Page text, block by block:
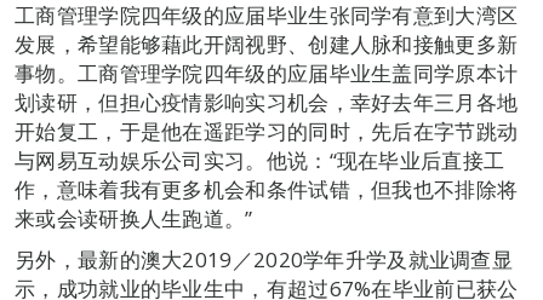
工商管理学院四年级的应届毕业生张同学有意到大湾区
发展，希望能够藉此开阔视野、创建人脉和接触更多新
事物。工商管理学院四年级的应届毕业生盖同学原本计
划读研，但担心疫情影响实习机会，幸好去年三月各地
开始复工，于是他在遥距学习的同时，先后在字节跳动
与网易互动娱乐公司实习。他说：“现在毕业后直接工
作，意味着我有更多机会和条件试错，但我也不排除将
来或会读研换人生跑道。”
另外，最新的澳大2019／2020学年升学及就业调查显
示，成功就业的毕业生中，有超过67%在毕业前已获公